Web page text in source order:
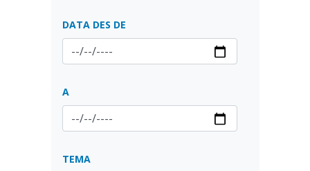
DATA DES DE
A
TEMA